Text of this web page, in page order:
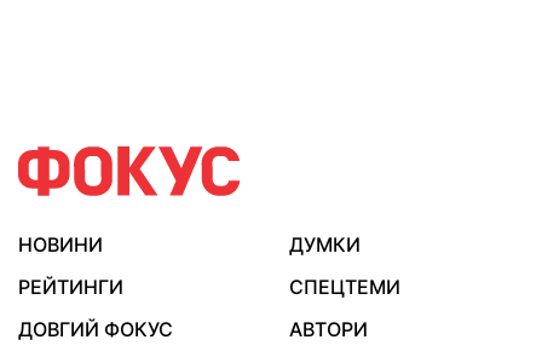
НОВИНИ
ДУМКИ
РЕЙТИНГИ
СПЕЦТЕМИ
ДОВГИЙ ФОКУС
АВТОРИ